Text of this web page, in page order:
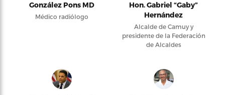
González Pons MD
Médico radiólogo
Hon. Gabriel “Gaby”
Hernández
Alcalde de Camuy y
presidente de la Federación
de Alcaldes